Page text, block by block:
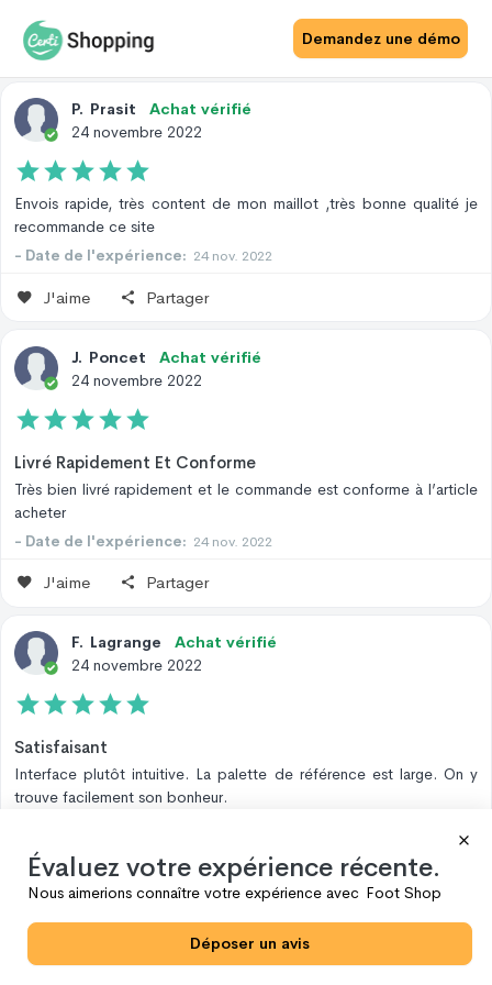
Demandez une démo
Avis Produit
P. Prasit
Achat vérifié
24 novembre 2022
Envois rapide, très content de mon maillot ,très bonne qualité je
recommande ce site
- Date de l'expérience: 24 nov. 2022
J'aime Partager
J. Poncet
Achat vérifié
24 novembre 2022
Livré Rapidement Et Conforme
Très bien livré rapidement et le commande est conforme à l’article
acheter
- Date de l'expérience: 24 nov. 2022
J'aime Partager
F. Lagrange
Achat vérifié
24 novembre 2022
Satisfaisant
Interface plutôt intuitive. La palette de référence est large. On y
trouve facilement son bonheur.
J'aime Partager
O. Gozlan Achat vérifié
24 novembre 2022
Évaluez votre expérience récente.
Nous aimerions connaître votre expérience avec Foot Shop
Déposer un avis